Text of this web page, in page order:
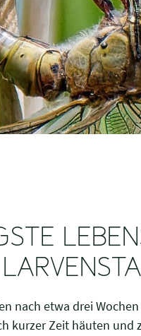
nach etwa drei
kurzer Zeit häuten und